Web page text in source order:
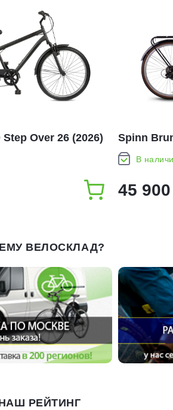
Over 26 (2026) Spinn
В
45
ВЕЛОСКЛАД?
РЕЙТИНГ